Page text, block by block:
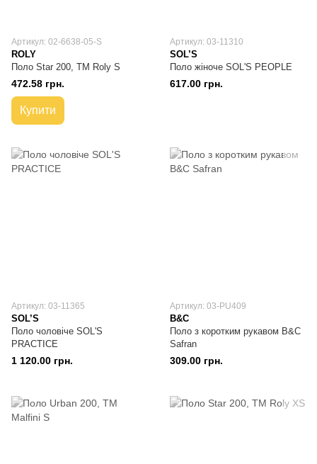
Артикул: 02-6638-05-S
ROLY
Поло Star 200, TM Roly S
472.58 грн.
Купити
Артикул: 03-11310
SOL’S
Поло жіноче SOL'S PEOPLE
617.00 грн.
Артикул: 03-11365
SOL’S
Поло чоловіче SOL'S
PRACTICE
1 120.00 грн.
Артикул: 03-PU409
B&C
Поло з коротким рукавом B&C
Safran
309.00 грн.